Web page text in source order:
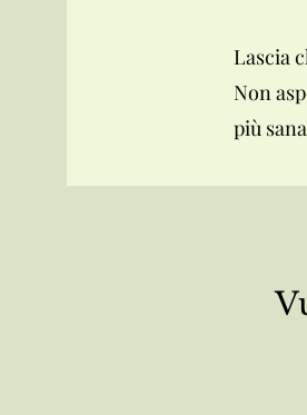
Lascia
Non
più